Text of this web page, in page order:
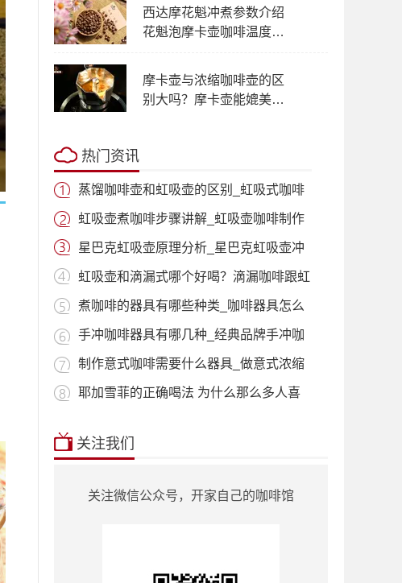
西达摩花魁冲煮参数介绍
花魁泡摩卡壶咖啡温度研
摩卡壶与浓缩咖啡壶的区
别大吗？摩卡壶能媲美浓
热门资讯
蒸馏咖啡壶和虹吸壶的区别_虹吸式咖啡
壶适虹吸壶煮咖啡步骤讲解_虹吸壶咖啡制作
过程星巴克虹吸壶原理分析_星巴克虹吸壶冲
泡咖虹吸壶和滴漏式哪个好喝？滴漏咖啡跟虹
吸咖煮咖啡的器具有哪些种类_咖啡器具怎么
用_什手冲咖啡器具有哪几种_经典品牌手冲咖
啡器制作意式咖啡需要什么器具_做意式浓缩
咖啡耶加雪菲的正确喝法 为什么那么多人喜
本站推荐: 星巴克菜单2018价目表
啡 | 曼特宁 |
单品咖啡种类 | 90+咖啡豆 | 罗蜜奇
关注我们
关注微信公众号，开家自己的咖啡馆